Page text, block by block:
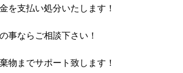
を支払い処分いたします！
事ならご相談下さい！
物までサポート致します！